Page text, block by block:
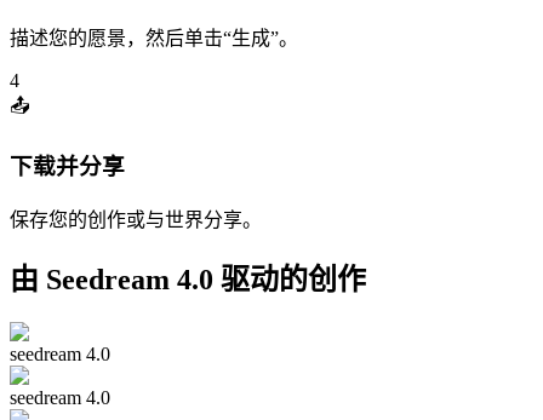
描述您的愿景，然后单击“生成”。
4
📤
下载并分享
保存您的创作或与世界分享。
由 Seedream 4.0 驱动的创作
seedream 4.0
seedream 4.0